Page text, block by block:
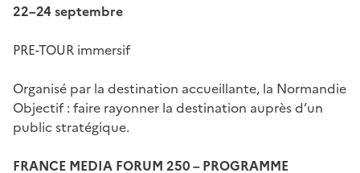
22–24 septembre
PRE-TOUR immersif
Organisé par la destination accueillante, la Normandie
Objectif : faire rayonner la destination auprès d’un
public stratégique.
FRANCE MEDIA FORUM 250 – PROGRAMME